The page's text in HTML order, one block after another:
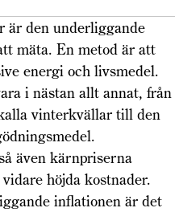
är den underliggande
mäta. En metod är att
energi och livsmedel.
i nästan allt annat, från
vinterkvällar till den
även kärnpriserna
höjda kostnader.
inflationen är det